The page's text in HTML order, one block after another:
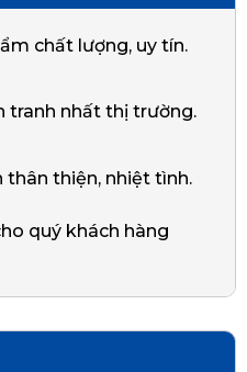
chất lượng, uy tín.
tranh nhất thị trường.
thân thiện, nhiệt tình.
quý khách hàng